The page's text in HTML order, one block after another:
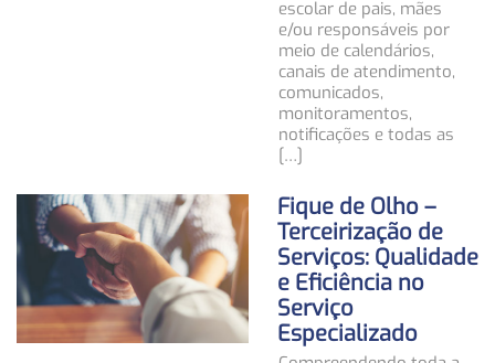
escolar de pais, mães
e/ou responsáveis por
meio de calendários,
canais de atendimento,
comunicados,
monitoramentos,
notificações e todas as
[…]
Fique de Olho –
Terceirização de
Serviços: Qualidade
e Eficiência no
Serviço
Especializado